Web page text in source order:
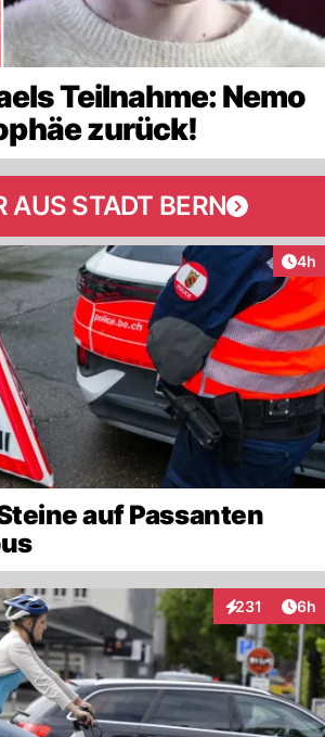
Teilnahme: Nemo
zurück!
AUS STADT BERN
4h
auf Passanten
231
Interaktionen
6h